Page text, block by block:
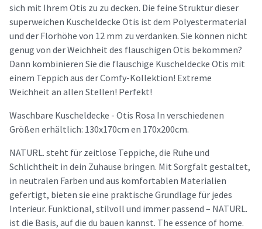
sich mit Ihrem Otis zu zu decken. Die feine Struktur dieser
superweichen Kuscheldecke Otis ist dem Polyestermaterial
und der Florhöhe von 12 mm zu verdanken. Sie können nicht
genug von der Weichheit des flauschigen Otis bekommen?
Dann kombinieren Sie die flauschige Kuscheldecke Otis mit
einem Teppich aus der Comfy-Kollektion! Extreme
Weichheit an allen Stellen! Perfekt!
Waschbare Kuscheldecke - Otis Rosa In verschiedenen
Größen erhältlich: 130x170cm en 170x200cm.
NATURL. steht für zeitlose Teppiche, die Ruhe und
Schlichtheit in dein Zuhause bringen. Mit Sorgfalt gestaltet,
in neutralen Farben und aus komfortablen Materialien
gefertigt, bieten sie eine praktische Grundlage für jedes
Interieur. Funktional, stilvoll und immer passend – NATURL.
ist die Basis, auf die du bauen kannst. The essence of home.